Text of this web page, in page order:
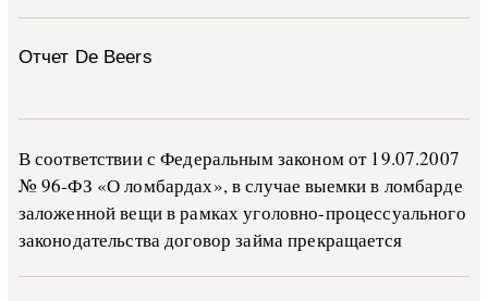
Отчет De Beers
В со­о­т­вет­ствии с Фе­де­раль­ным за­ко­ном от 19.07.2007
№ 96-ФЗ «О ло­м­бар­дах», в слу­чае вы­е­м­ки в ло­м­бар­де
за­ло­жен­ной ве­щи в ра­м­ках уго­ло­в­но-­про­цес­су­аль­но­го
за­ко­но­да­тель­ства до­го­вор зай­ма пре­кра­ща­ет­ся